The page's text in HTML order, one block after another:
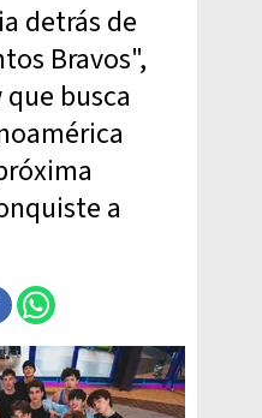
detrás de
Bravos",
busca
a